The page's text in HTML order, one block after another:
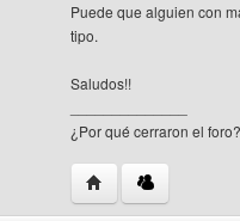
Puede que alguien con
tipo.
Saludos!!
¿Por qué cerraron el foro?
Visitar sitio web del